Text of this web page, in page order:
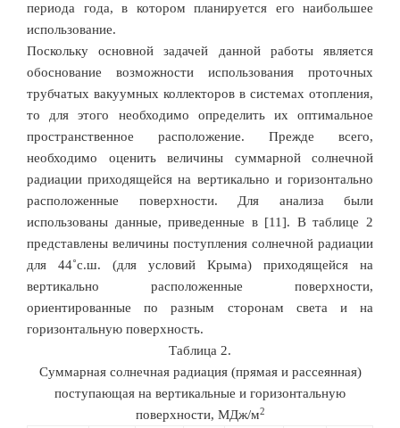
периода года, в котором планируется его наибольшее
использование.
Поскольку основной задачей данной работы является
обоснование возможности использования проточных
трубчатых вакуумных коллекторов в системах отопления,
то для этого необходимо определить их оптимальное
пространственное расположение. Прежде всего,
необходимо оценить величины суммарной солнечной
радиации приходящейся на вертикально и горизонтально
расположенные поверхности. Для анализа были
использованы данные, приведенные в [11]. В таблице 2
представлены величины поступления солнечной радиации
для 44˚с.ш. (для условий Крыма) приходящейся на
вертикально расположенные поверхности,
ориентированные по разным сторонам света и на
горизонтальную поверхность.
Таблица 2.
Суммарная солнечная радиация (прямая и рассеянная)
поступающая на вертикальные и горизонтальную
поверхности, МДж/м2